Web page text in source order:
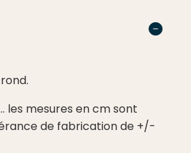
les mesures en cm sont
de fabrication de +/-